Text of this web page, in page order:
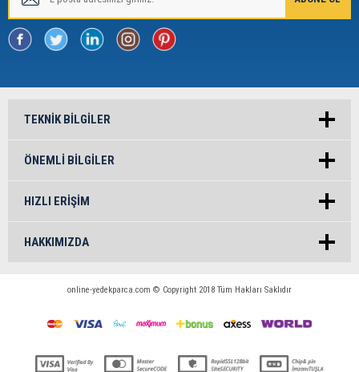
TEKNIK BILGILER
ÖNEMLI BILGILER
HIZLI ERIŞIM
HAKKIMIZDA
online-yedekparca.com © Copyright 2018 Tüm Hakları Saklıdır